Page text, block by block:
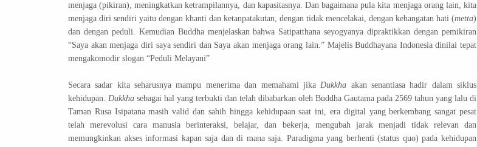
menjaga (pikiran), meningkatkan ketrampilannya, dan kapasitasnya. Dan bagaimana pula kita menjaga orang lain, kita
menjaga diri sendiri yaitu dengan khanti dan ketanpatakutan, dengan tidak mencelakai, dengan kehangatan hati (metta)
dan dengan peduli. Kemudian Buddha menjelaskan bahwa Satipatthana seyogyanya dipraktikkan dengan pemikiran
“Saya akan menjaga diri saya sendiri dan Saya akan menjaga orang lain.” Majelis Buddhayana Indonesia dinilai tepat
mengakomodir slogan “Peduli Melayani”
Secara sadar kita seharusnya mampu menerima dan memahami jika Dukkha akan senantiasa hadir dalam siklus
kehidupan. Dukkha sebagai hal yang terbukti dan telah dibabarkan oleh Buddha Gautama pada 2569 tahun yang lalu di
Taman Rusa Isipatana masih valid dan sahih hingga kehidupaan saat ini, era digital yang berkembang sangat pesat
telah merevolusi cara manusia berinteraksi, belajar, dan bekerja, mengubah jarak menjadi tidak relevan dan
memungkinkan akses informasi kapan saja dan di mana saja. Paradigma yang berhenti (status quo) pada kehidupan